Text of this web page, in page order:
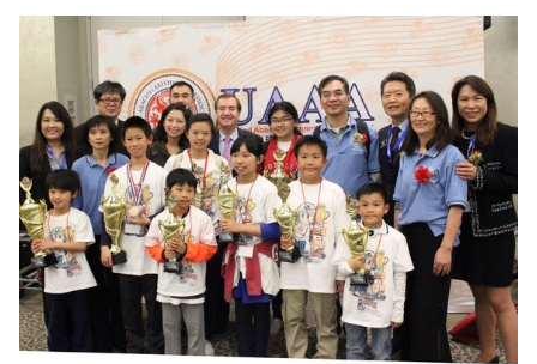
彥光宣布比賽開始，選手梁勝宥宣誓後揭開序幕。 本次主要競賽項
目除珠算、心算競賽外，「珠算逐項獎金賽」，更是高潮迭起，由
於是從珠算名人組最優前5名中選拔出來，..